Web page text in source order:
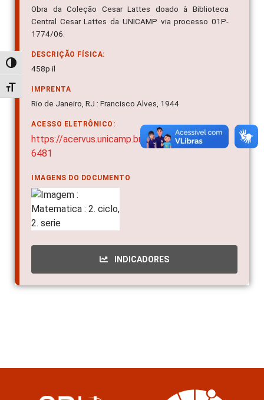
Alternar alto contraste
Alternar tamanho da fonte
Obra da Coleção Cesar Lattes doado à Biblioteca
Central Cesar Lattes da UNICAMP via processo 01P-
1774/06.
DESCRIÇÃO FÍSICA:
458p il
IMPRENTA
Rio de Janeiro, RJ : Francisco Alves, 1944
ACESSO ELETRÔNICO:
https://acervus.unicamp.br/Acervo/Detalhe/39
6481
IMAGENS DO DOCUMENTO
INDICADORES